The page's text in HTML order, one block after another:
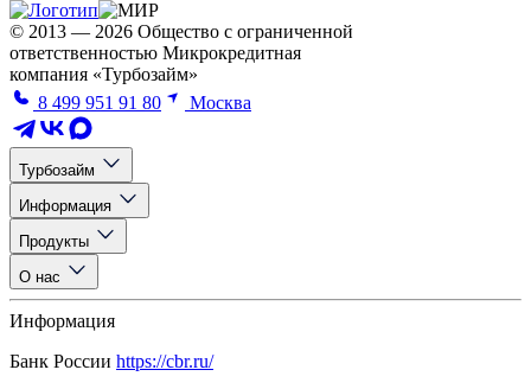
© 2013 — 2026 Общество с ограниченной
ответственностью Микрокредитная
компания «Турбозайм»
8 499 951 91 80
Москва
Турбозайм
Информация
Продукты
О нас
Информация
Банк России https://cbr.ru/